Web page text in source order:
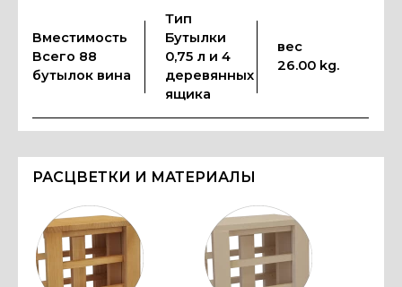
Вместимость
Всего 88
бутылок вина
Тип
Бутылки
0,75 л и 4
деревянных
ящика
вес
26.00 kg.
РАСЦВЕТКИ И МАТЕРИАЛЫ